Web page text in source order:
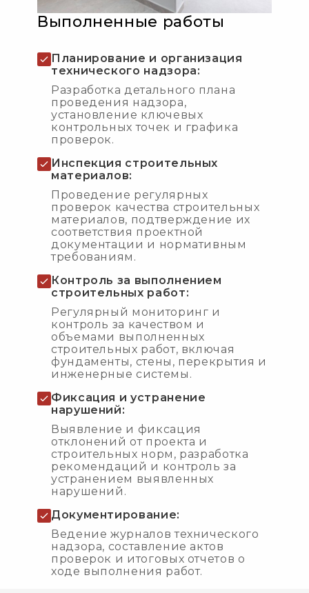
Выполненные работы
Планирование и организация
технического надзора:
Разработка детального плана
проведения надзора,
установление ключевых
контрольных точек и графика
проверок.
Инспекция строительных
материалов:
Проведение регулярных
проверок качества строительных
материалов, подтверждение их
соответствия проектной
документации и нормативным
требованиям.
Контроль за выполнением
строительных работ:
Регулярный мониторинг и
контроль за качеством и
объемами выполненных
строительных работ, включая
фундаменты, стены, перекрытия и
инженерные системы.
Фиксация и устранение
нарушений:
Выявление и фиксация
отклонений от проекта и
строительных норм, разработка
рекомендаций и контроль за
устранением выявленных
нарушений.
Документирование:
Ведение журналов технического
надзора, составление актов
проверок и итоговых отчетов о
ходе выполнения работ.